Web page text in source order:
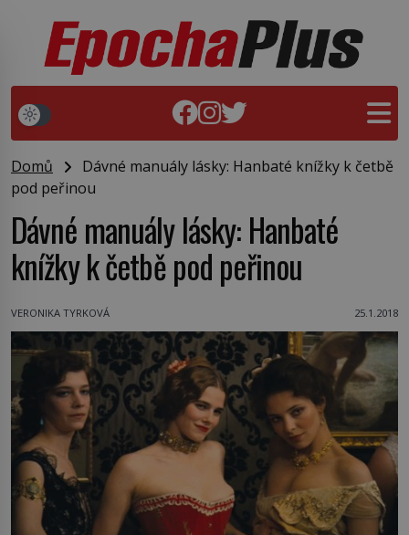
Domů
Dávné manuály lásky: Hanbaté knížky k četbě
pod peřinou
Dávné manuály lásky: Hanbaté
knížky k četbě pod peřinou
VERONIKA TYRKOVÁ 25.1.2018